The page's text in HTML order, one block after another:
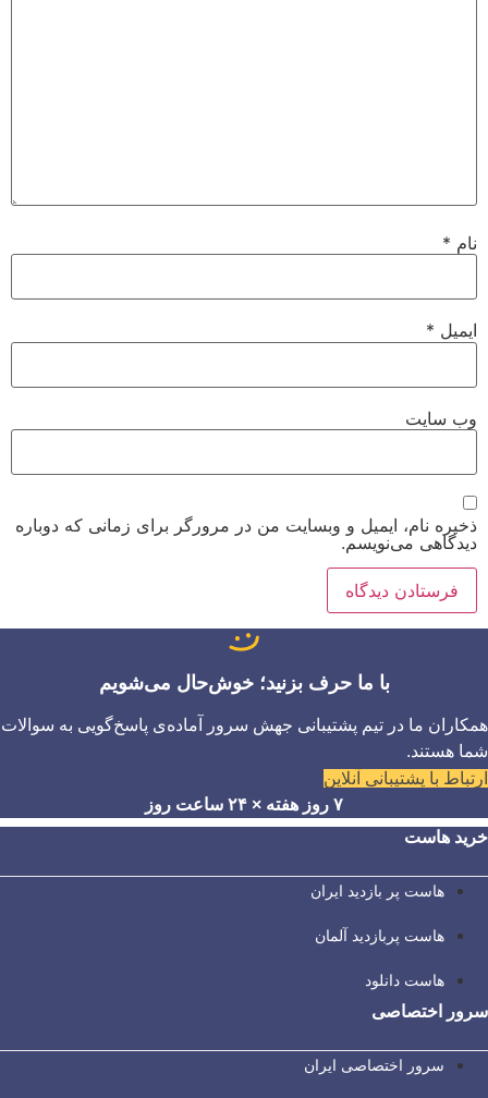
نام *
ایمیل *
وب‌ سایت
ذخیره نام، ایمیل و وبسایت من در مرورگر برای زمانی که دوباره
دیدگاهی می‌نویسم.
با ما حرف بزنید؛ خوش‌حال می‌شویم
همکاران ما در تیم پشتیبانی جهش سرور آماده‌ی پاسخ‌گویی به سوالات
شما هستند.
ارتباط با پشتیبانی آنلاین
۷ روز هفته × ۲۴ ساعت روز
خرید هاست
هاست پر بازدید ایران
هاست پربازدید آلمان
هاست دانلود
سرور اختصاصی
سرور اختصاصی ایران